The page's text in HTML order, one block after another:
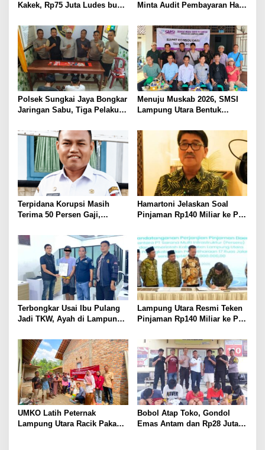
Kakek, Rp75 Juta Ludes buat
Ditembak Polisi
Minta Audit Pembayaran Hak
Kepastian Hukum Tak Boleh
Berlarut
Polsek Sungkai Jaya Bongkar
Jaringan Sabu, Tiga Pelaku
Menuju Muskab 2026, SMSI
Lampung Utara Bentuk
Kepengurusan
Terpidana Korupsi Masih
Terima 50 Persen Gaji,
Tunggu Keputusan BKN
Hamartoni Jelaskan Soal
Pinjaman Rp140 Miliar ke PT
Perbaikan Jalan Butuh Waktu
Bertahun-tahun
Terbongkar Usai Ibu Pulang
Jadi TKW, Ayah di Lampung
Kandung Selama Empat
Tahun, Nyaris Diamuk Massa
Lampung Utara Resmi Teken
Pinjaman Rp140 Miliar ke PT
Jalan
UMKO Latih Peternak
Lampung Utara Racik Pakan
Bobol Atap Toko, Gondol
Emas Antam dan Rp28 Juta!